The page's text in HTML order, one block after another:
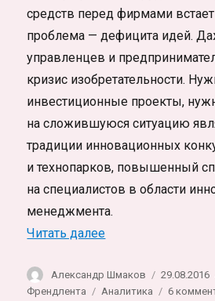
средств перед фирмами
проблема — дефицита идей.
управленцев и
кризис изобретательности.
инвестиционные проекты,
на сложившуюся ситуацию
традиции инновационных
и технопарков, повышенный
на специалистов в области
менеджмента.
Читать далее«Генерация и
Автор
Александр Шмаков 29.08.2016
Френдлента
Метки
Аналитика 6